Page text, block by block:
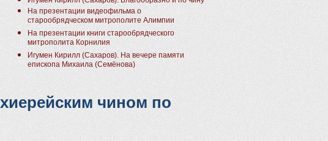
На презентации видеофильма о
старообрядческом митрополите Алимпии
На презентации книги старообрядческого
митрополита Корнилия
Игумен Кирилл (Сахаров). На вечере памяти
епископа Михаила (Семёнова)
чином по